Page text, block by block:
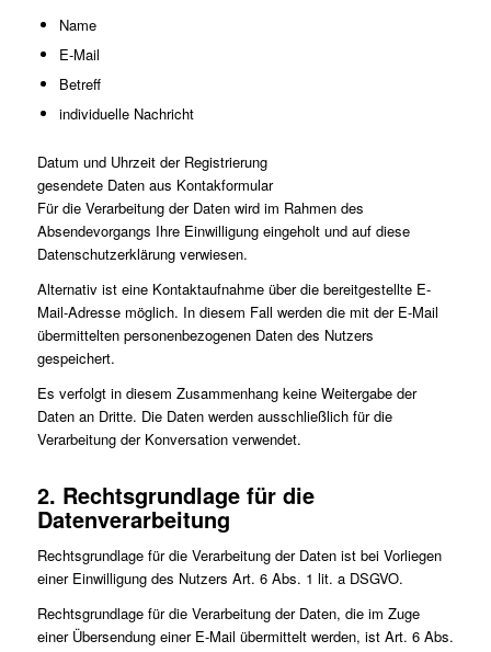
Name
E-Mail
Betreff
individuelle Nachricht
Datum und Uhrzeit der Registrierung
gesendete Daten aus Kontakformular
Für die Verarbeitung der Daten wird im Rahmen des
Absendevorgangs Ihre Einwilligung eingeholt und auf diese
Datenschutzerklärung verwiesen.
Alternativ ist eine Kontaktaufnahme über die bereitgestellte E-
Mail-Adresse möglich. In diesem Fall werden die mit der E-Mail
übermittelten personenbezogenen Daten des Nutzers
gespeichert.
Es verfolgt in diesem Zusammenhang keine Weitergabe der
Daten an Dritte. Die Daten werden ausschließlich für die
Verarbeitung der Konversation verwendet.
2. Rechtsgrundlage für die
Datenverarbeitung
Rechtsgrundlage für die Verarbeitung der Daten ist bei Vorliegen
einer Einwilligung des Nutzers Art. 6 Abs. 1 lit. a DSGVO.
Rechtsgrundlage für die Verarbeitung der Daten, die im Zuge
einer Übersendung einer E-Mail übermittelt werden, ist Art. 6 Abs.